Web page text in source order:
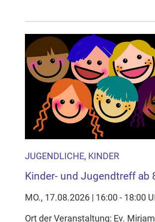
JUGENDLICHE, KINDER
Kinder- und Jugendtreff ab
MO., 17.08.2026 | 16:00 - 18:00
Ort der Veranstaltung: Ev.